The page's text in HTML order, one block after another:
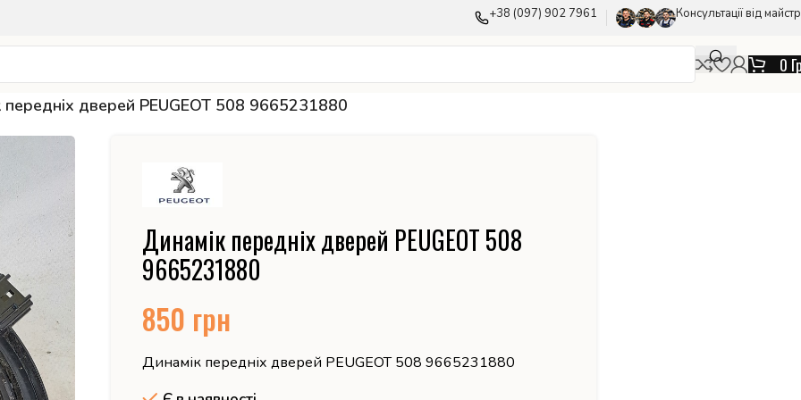
+38 (097) 902 7961 Консультації від
0
передніх дверей PEUGEOT 508 9665231880
Динамік передніх дверей PEUGEOT 508
9665231880
850 грн
Динамік передніх дверей PEUGEOT 508 9665231880